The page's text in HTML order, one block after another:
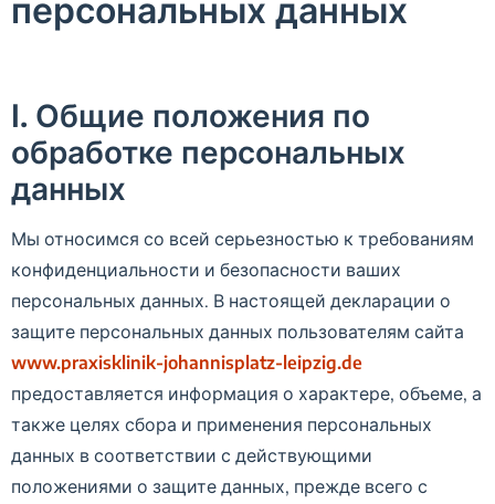
I. Общие положения по
обработке персональных
данных
Мы относимся со всей серьезностью к требованиям
конфиденциальности и безопасности ваших
персональных данных. В настоящей декларации о
защите персональных данных пользователям сайта
www.praxisklinik-johannisplatz-leipzig.de
предоставляется информация о характере, объеме, а
также целях сбора и применения персональных
данных в соответствии с действующими
положениями о защите данных, прежде всего с